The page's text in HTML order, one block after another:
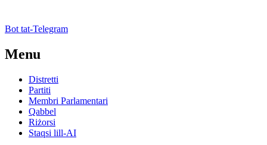
Bot tat-Telegram
Menu
Distretti
Partiti
Membri Parlamentari
Qabbel
Riżorsi
Staqsi lill-AI